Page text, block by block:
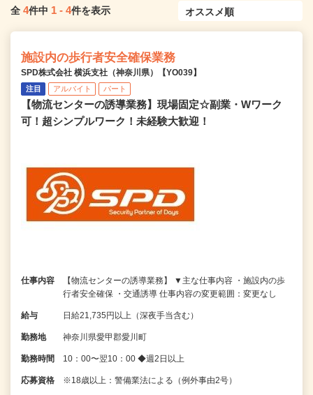
全 4件中 1 - 4件を表示
施設内の歩行者安全確保業務
SPD株式会社 横浜支社（神奈川県）【YO039】
注目 アルバイト パート
【物流センターの誘導業務】現場固定☆副業・Wワーク
可！超シンプルワーク！未経験大歓迎！
仕事内容
【物流センターの誘導業務】 ▼主な仕事内容 ・施設内の歩
行者安全確保 ・交通誘導 仕事内容の変更範囲：変更なし
給与 日給21,735円以上（深夜手当含む）
勤務地 神奈川県愛甲郡愛川町
勤務時間 10：00〜翌10：00 ◆週2日以上
応募資格 ※18歳以上：警備業法による（例外事由2号）